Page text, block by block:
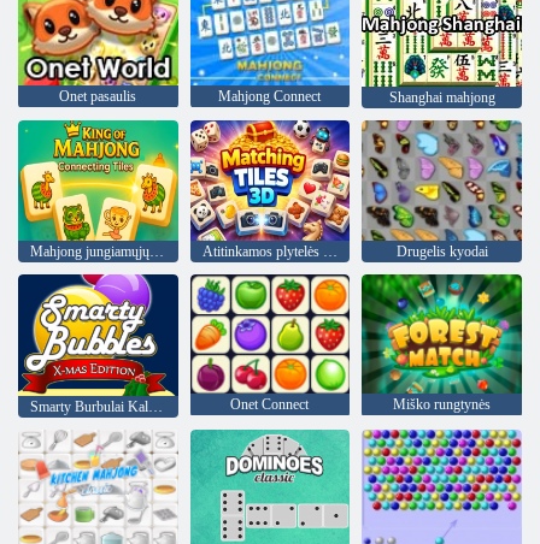
Onet pasaulis Mahjong Connect Shanghai mahjong
Mahjong jungiamųjų plytelių karalius Atitinkamos plytelės 3D Drugelis kyodai
Onet Connect Miško rungtynės